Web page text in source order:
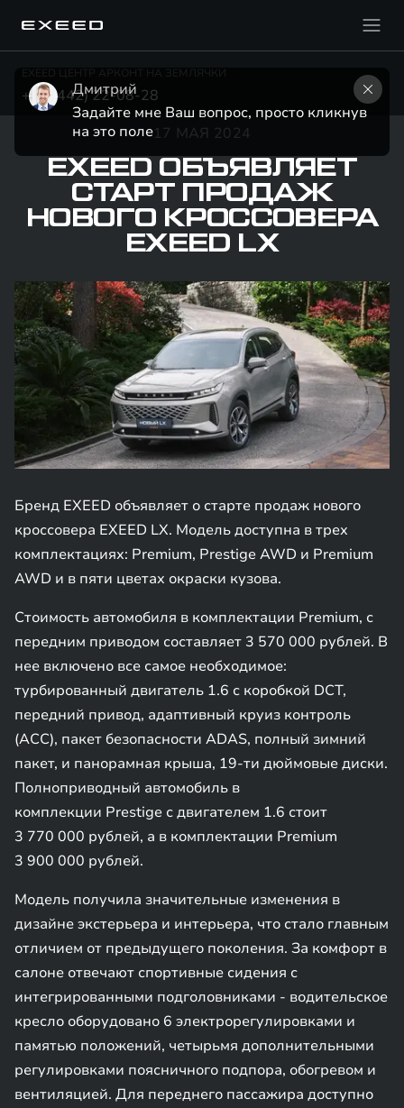
EXEED ЦЕНТР АРКОНТ НА ЗЕМЛЯЧКИ
+7 (8442) 22-08-28
17 МАЯ 2024
EXEED ОБЪЯВЛЯЕТ
СТАРТ ПРОДАЖ
НОВОГО КРОССОВЕРА
EXEED LX
Бренд EXEED объявляет о старте продаж нового
кроссовера EXEED LX. Модель доступна в трех
комплектациях: Premium, Prestige AWD и Premium
AWD и в пяти цветах окраски кузова.
Стоимость автомобиля в комплектации Premium, с
передним приводом составляет 3 570 000 рублей. В
нее включено все самое необходимое:
турбированный двигатель 1.6 с коробкой DCT,
передний привод, адаптивный круиз контроль
(ACC), пакет безопасности ADAS, полный зимний
пакет, и панорамная крыша, 19-ти дюймовые диски.
Полноприводный автомобиль в
комплекции Prestige с двигателем 1.6 стоит
3 770 000 рублей, а в комплектации Premium
3 900 000 рублей.
Модель получила значительные изменения в
дизайне экстерьера и интерьера, что стало главным
отличием от предыдущего поколения. За комфорт в
салоне отвечают спортивные сидения с
интегрированными подголовниками - водительское
кресло оборудовано 6 электрорегулировками и
памятью положений, четырьмя дополнительными
регулировками поясничного подпора, обогревом и
вентиляцией. Для переднего пассажира доступно
Дмитрий
Задайте мне Ваш вопрос, просто кликнув
на это поле